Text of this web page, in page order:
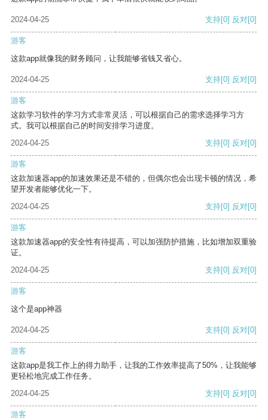
2024-04-25 支持[0] 反对[0]
游客
这款app就像我的财务顾问，让我能够省钱又省心。
2024-04-25 支持[0] 反对[0]
游客
这款学习软件的学习方式非常灵活，可以根据自己的需求选择学习方
式。我可以根据自己的时间安排学习进度。
2024-04-25
支持[0] 反对[0]
游客
这款加速器app的加速效果还是不错的，但偶尔也会出现卡顿的情况，希
望开发者能够优化一下。
2024-04-25
支持[0] 反对[0]
游客
这款加速器app的安全性有待提高，可以加强防护措施，比如增加双重验
证。
2024-04-25
支持[0] 反对[0]
游客
这个是app神器
2024-04-25 支持[0] 反对[0]
游客
这款app是我工作上的得力助手，让我的工作效率提高了50%，让我能够
更轻松地完成工作任务。
2024-04-25
支持[0] 反对[0]
游客